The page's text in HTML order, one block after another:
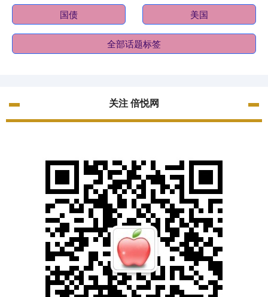
国债 美国
全部话题标签
关注 倍悦网